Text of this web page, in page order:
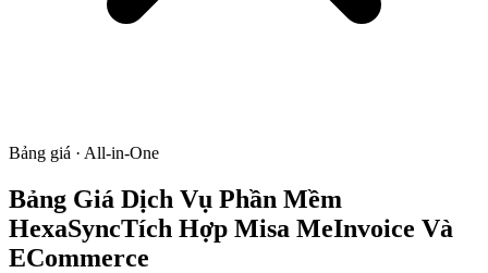
Bảng giá · All-in-One
Bảng Giá Dịch Vụ Phần Mềm
HexaSyncTích Hợp Misa MeInvoice Và
ECommerce